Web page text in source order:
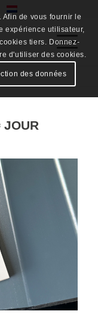
JOUR
Afin de vous fournir le
expérience utilisateur,
tiers. Donnez-
d'utiliser des cookies.
des données